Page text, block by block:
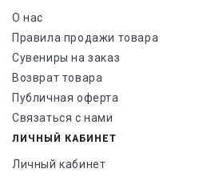
О нас
Правила продажи товара
Сувениры на заказ
Возврат товара
Публичная оферта
Связаться с нами
ЛИЧНЫЙ КАБИНЕТ
Личный кабинет